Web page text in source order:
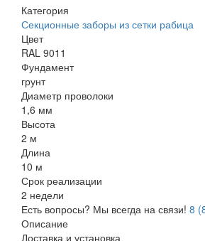
Категория
Секционные заборы из сетки рабица
Цвет
RAL 9011
Фундамент
грунт
Диаметр проволоки
1,6 мм
Высота
2 м
Длина
10 м
Срок реализации
2 недели
Есть вопросы? Мы всегда на связи! 8
Описание
Доставка и установка